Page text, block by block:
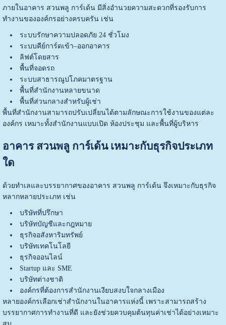
ภายในอาคาร สวนพลู การ์เด้น มีสิ่งอำนวยความสะดวกที่รองรับการ
ทำงานขององค์กรอย่างครบครัน เช่น
ระบบรักษาความปลอดภัย 24 ชั่วโมง
ระบบคีย์การ์ดเข้า–ออกอาคาร
ลิฟต์โดยสาร
พื้นที่จอดรถ
ระบบสาธารณูปโภคมาตรฐาน
พื้นที่สำนักงานหลายขนาด
พื้นที่ส่วนกลางสำหรับผู้เช่า
พื้นที่สำนักงานสามารถปรับเปลี่ยนได้ตามลักษณะการใช้งานของแต่ละ
องค์กร เหมาะทั้งสำนักงานแบบเปิด ห้องประชุม และพื้นที่ผู้บริหาร
อาคาร สวนพลู การ์เด้น เหมาะกับธุรกิจประเภท
ใด
ด้วยทำเลและบรรยากาศของอาคาร สวนพลู การ์เด้น จึงเหมาะกับธุรกิจ
หลากหลายประเภท เช่น
บริษัทที่ปรึกษา
บริษัทบัญชีและกฎหมาย
ธุรกิจอสังหาริมทรัพย์
บริษัทเทคโนโลยี
ธุรกิจออนไลน์
Startup และ SME
บริษัทต่างชาติ
องค์กรที่ต้องการสำนักงานเงียบสงบใจกลางเมือง
หลายองค์กรเลือกเช่าสำนักงานในอาคารแห่งนี้ เพราะสามารถสร้าง
บรรยากาศการทำงานที่ดี และยังช่วยควบคุมต้นทุนค่าเช่าได้อย่างเหมาะ